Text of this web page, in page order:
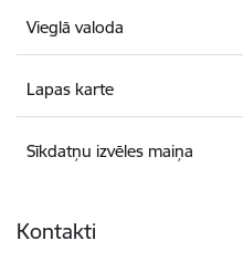
Vieglā valoda
Lapas karte
Sīkdatņu izvēles maiņa
Kontakti